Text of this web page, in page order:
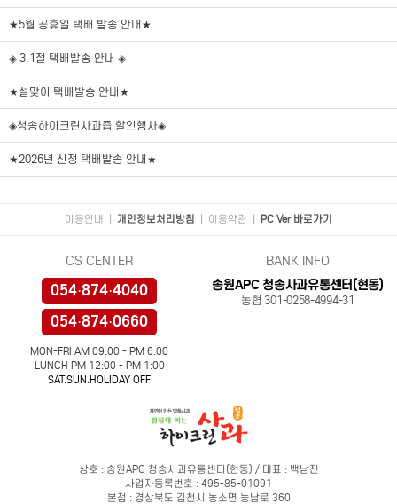
★5월 공휴일 택배 발송 안내★
◈ 3.1절 택배발송 안내 ◈
★설맞이 택배발송 안내★
◈청송하이크린사과즙 할인행사◈
★2026년 신정 택배발송 안내★
이용안내 개인정보처리방침 이용약관 PC Ver 바로가기
CS CENTER
054·874·4040
054·874·0660
MON-FRI AM 09:00 - PM 6:00
LUNCH PM 12:00 - PM 1:00
SAT.SUN.HOLIDAY OFF
BANK INFO
송원APC 청송사과유통센터(현동)
농협 301-0258-4994-31
상호 : 송원APC 청송사과유통센터(현동) / 대표 : 백남진
사업자등록번호 : 495-85-01091
본점 : 경상북도 김천시 농소면 농남로 360